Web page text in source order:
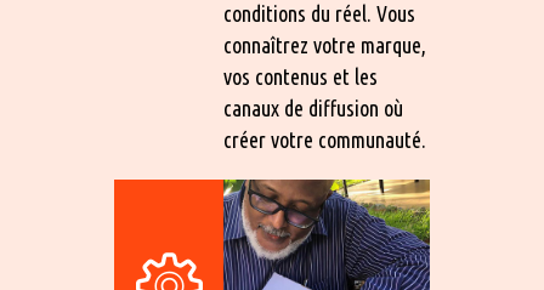
conditions du réel. Vous
connaîtrez votre marque,
vos contenus et les
canaux de diffusion où
créer votre communauté.